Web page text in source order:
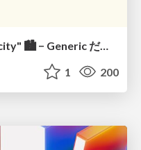
Welcome to the "Parametricity" 🏙️ − Generic だけど Specific な世界 −
1 200